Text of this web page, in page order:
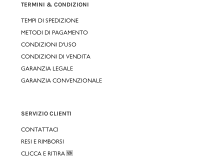
TERMINI & CONDIZIONI
TEMPI DI SPEDIZIONE
METODI DI PAGAMENTO
CONDIZIONI D'USO
CONDIZIONI DI VENDITA
GARANZIA LEGALE
GARANZIA CONVENZIONALE
SERVIZIO CLIENTI
CONTATTACI
RESI E RIMBORSI
CLICCA E RITIRA 🆕